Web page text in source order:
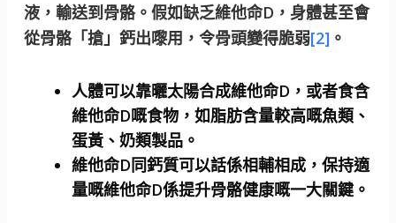
液，輸送到骨骼。假如缺乏維他命D，身體甚至會
從骨骼「搶」鈣出嚟用，令骨頭變得脆弱[2] 。
人體可以靠曬太陽合成維他命D，或者食含
維他命D嘅食物，如脂肪含量較高嘅魚類、
蛋黃、奶類製品。
維他命D同鈣質可以話係相輔相成，保持適
量嘅維他命D係提升骨骼健康嘅一大關鍵。